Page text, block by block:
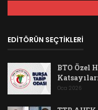
EDİTÖRÜN SEÇTİKLERİ
BTO Özel
Oca 2026